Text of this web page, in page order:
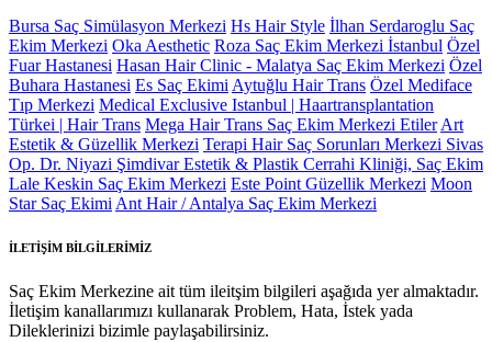
Bursa Saç Simülasyon Merkezi Hs Hair Style İlhan Serdaroglu Saç
Ekim Merkezi Oka Aesthetic Roza Saç Ekim Merkezi İstanbul Özel
Fuar Hastanesi Hasan Hair Clinic - Malatya Saç Ekim Merkezi Özel
Buhara Hastanesi Es Saç Ekimi Aytuğlu Hair Trans Özel Mediface
Tıp Merkezi Medical Exclusive Istanbul | Haartransplantation
Türkei | Hair Trans Mega Hair Trans Saç Ekim Merkezi Etiler Art
Estetik & Güzellik Merkezi Terapi Hair Saç Sorunları Merkezi Sivas
Op. Dr. Niyazi Şimdivar Estetik & Plastik Cerrahi Kliniği, Saç Ekim
Lale Keskin Saç Ekim Merkezi Este Point Güzellik Merkezi Moon
Star Saç Ekimi Ant Hair / Antalya Saç Ekim Merkezi
İLETİŞİM BİLGİLERİMİZ
Saç Ekim Merkezine ait tüm ileitşim bilgileri aşağıda yer almaktadır.
İletişim kanallarımızı kullanarak Problem, Hata, İstek yada
Dileklerinizi bizimle paylaşabilirsiniz.